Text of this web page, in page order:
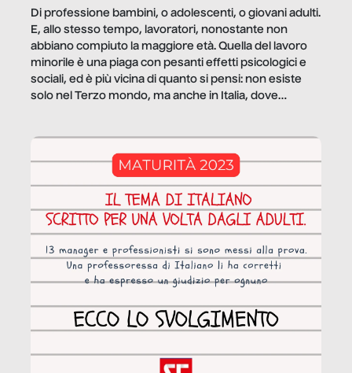
Di professione bambini, o adolescenti, o giovani adulti.
E, allo stesso tempo, lavoratori, nonostante non
abbiano compiuto la maggiore età. Quella del lavoro
minorile è una piaga con pesanti effetti psicologici e
sociali, ed è più vicina di quanto si pensi: non esiste
solo nel Terzo mondo, ma anche in Italia, dove